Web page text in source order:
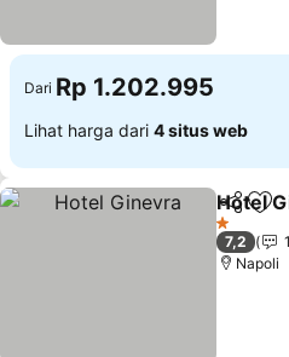
Dari Rp 1.202.995
Lihat harga dari 4 situs web
Bagikan
Hotel
1 Bintang
7,2
Napoli